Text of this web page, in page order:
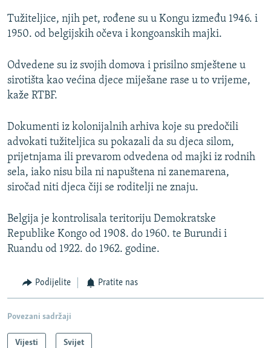
Tužiteljice, njih pet, rođene su u Kongu između 1946. i
1950. od belgijskih očeva i kongoanskih majki.
Odvedene su iz svojih domova i prisilno smještene u
sirotišta kao većina djece miješane rase u to vrijeme,
kaže RTBF.
Dokumenti iz kolonijalnih arhiva koje su predočili
advokati tužiteljica su pokazali da su djeca silom,
prijetnjama ili prevarom odvedena od majki iz rodnih
sela, iako nisu bila ni napuštena ni zanemarena,
siročad niti djeca čiji se roditelji ne znaju.
Belgija je kontrolisala teritoriju Demokratske
Republike Kongo od 1908. do 1960. te Burundi i
Ruandu od 1922. do 1962. godine.
Podijelite Pratite nas
Povezani sadržaji
Vijesti Svijet